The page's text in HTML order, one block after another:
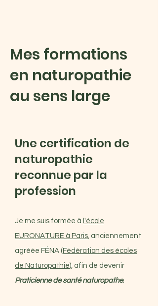
Mes formations
en naturopathie
au sens large
Une certification de
naturopathie
reconnue par la
profession
Je me suis formée à l'école
EURONATURE à Paris, anciennement
agréée FÉNA ( Fédération des écoles
de Naturopathie), afin de devenir
Praticienne de santé naturopathe.